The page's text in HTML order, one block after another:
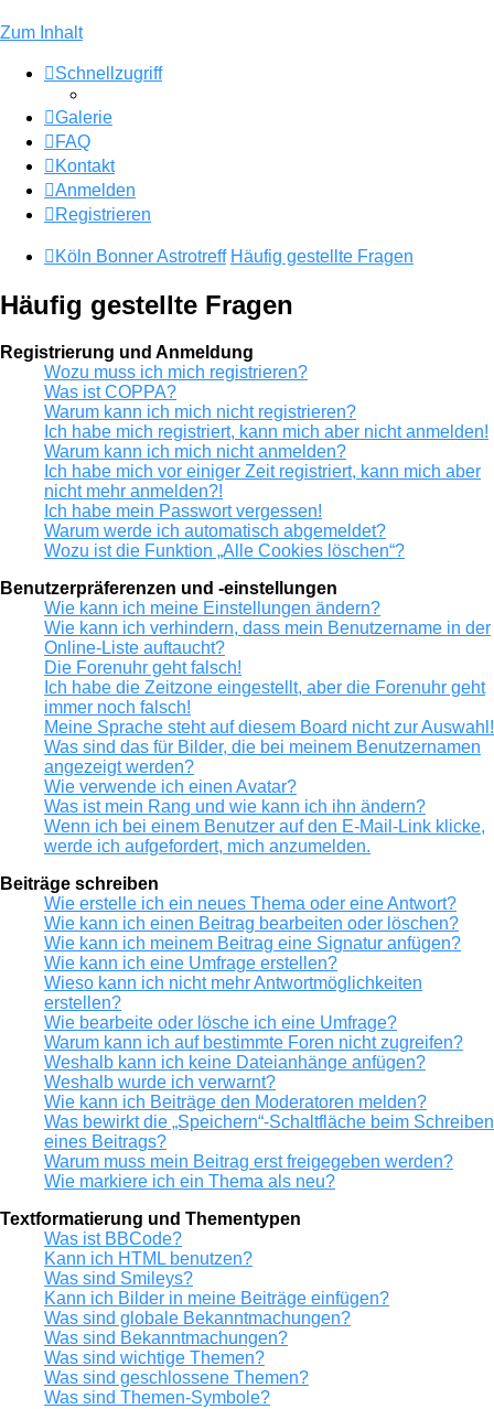
Zum Inhalt
Schnellzugriff
Galerie
FAQ
Kontakt
Anmelden
Registrieren
Köln Bonner Astrotreff Häufig gestellte Fragen
Häufig gestellte Fragen
Registrierung und Anmeldung
Wozu muss ich mich registrieren?
Was ist COPPA?
Warum kann ich mich nicht registrieren?
Ich habe mich registriert, kann mich aber nicht anmelden!
Warum kann ich mich nicht anmelden?
Ich habe mich vor einiger Zeit registriert, kann mich aber
nicht mehr anmelden?!
Ich habe mein Passwort vergessen!
Warum werde ich automatisch abgemeldet?
Wozu ist die Funktion „Alle Cookies löschen“?
Benutzerpräferenzen und -einstellungen
Wie kann ich meine Einstellungen ändern?
Wie kann ich verhindern, dass mein Benutzername in der
Online-Liste auftaucht?
Die Forenuhr geht falsch!
Ich habe die Zeitzone eingestellt, aber die Forenuhr geht
immer noch falsch!
Meine Sprache steht auf diesem Board nicht zur Auswahl!
Was sind das für Bilder, die bei meinem Benutzernamen
angezeigt werden?
Wie verwende ich einen Avatar?
Was ist mein Rang und wie kann ich ihn ändern?
Wenn ich bei einem Benutzer auf den E-Mail-Link klicke,
werde ich aufgefordert, mich anzumelden.
Beiträge schreiben
Wie erstelle ich ein neues Thema oder eine Antwort?
Wie kann ich einen Beitrag bearbeiten oder löschen?
Wie kann ich meinem Beitrag eine Signatur anfügen?
Wie kann ich eine Umfrage erstellen?
Wieso kann ich nicht mehr Antwortmöglichkeiten
erstellen?
Wie bearbeite oder lösche ich eine Umfrage?
Warum kann ich auf bestimmte Foren nicht zugreifen?
Weshalb kann ich keine Dateianhänge anfügen?
Weshalb wurde ich verwarnt?
Wie kann ich Beiträge den Moderatoren melden?
Was bewirkt die „Speichern“-Schaltfläche beim Schreiben
eines Beitrags?
Warum muss mein Beitrag erst freigegeben werden?
Wie markiere ich ein Thema als neu?
Textformatierung und Thementypen
Was ist BBCode?
Kann ich HTML benutzen?
Was sind Smileys?
Kann ich Bilder in meine Beiträge einfügen?
Was sind globale Bekanntmachungen?
Was sind Bekanntmachungen?
Was sind wichtige Themen?
Was sind geschlossene Themen?
Was sind Themen-Symbole?